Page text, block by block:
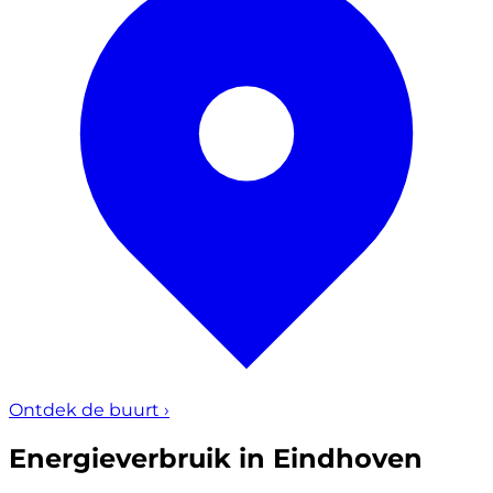
Ontdek de buurt ›
Energieverbruik in Eindhoven